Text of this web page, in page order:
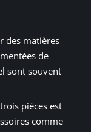
des matières
de
sont souvent
pièces est
comme